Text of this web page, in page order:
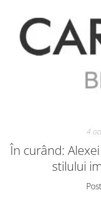
4
În curând:
stilului